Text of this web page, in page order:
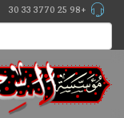
+98 25 3770 33 30